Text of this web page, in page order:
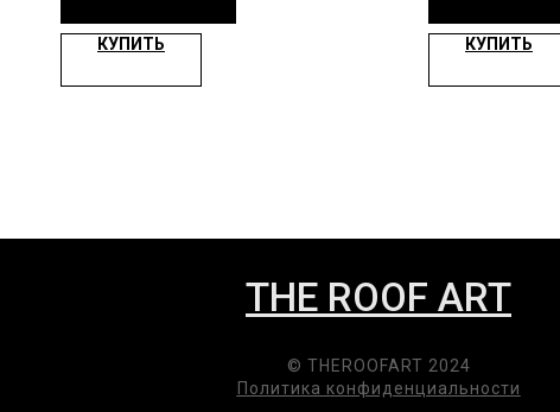
КУПИТЬ КУПИТЬ
THE ROOF ART
© THEROOFART 2024
Политика конфиденциальности